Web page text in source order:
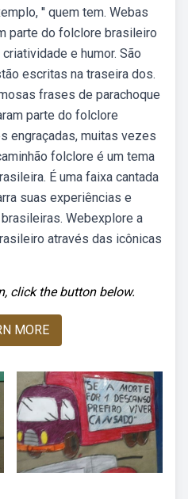
'' quem tem. Webas
parte do folclore brasileiro
e humor. São
escritas na traseira dos.
frases de parachoque
parte do folclore
engraçadas, muitas vezes
folclore é um tema
É uma faixa cantada
suas experiências e
Webexplore a
através das icônicas
click the button below.
MORE